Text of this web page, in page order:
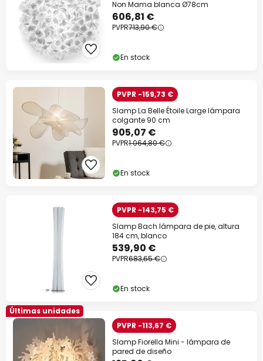
Non Mama blanca Ø78cm
606,81 €
PVPR713,90 €
En stock
PVPR -159,73 €
Slamp La Belle Étoile Large lámpara
colgante 90 cm
905,07 €
PVPR1.064,80 €
En stock
PVPR -143,75 €
Slamp Bach lámpara de pie, altura
184 cm, blanco
539,90 €
PVPR683,65 €
En stock
Últimas unidades
PVPR -113,67 €
Slamp Fiorella Mini - lámpara de
pared de diseño